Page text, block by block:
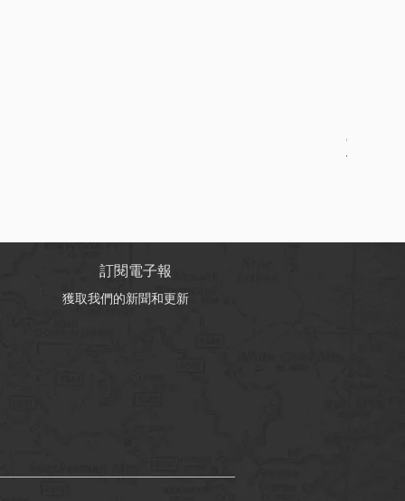
Online
訂閱電子報
獲取我們的新聞和更新